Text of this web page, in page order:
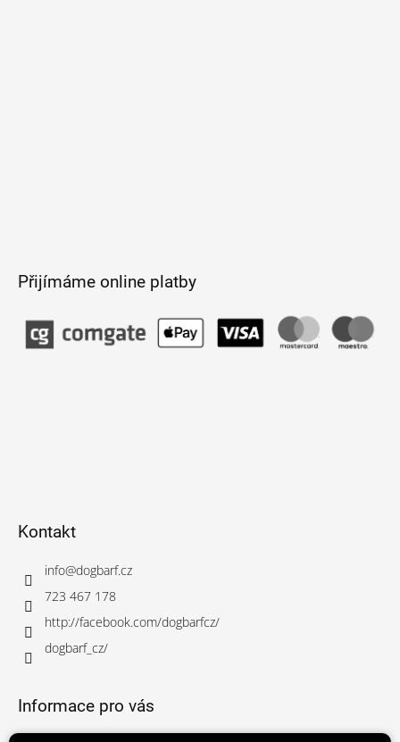
Přijímáme online platby
Kontakt
info@dogbarf.cz
723 467 178
http://facebook.com/dogbarfcz/
dogbarf_cz/
Informace pro vás